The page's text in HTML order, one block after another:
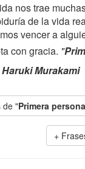
nos trae
de la vida
vencer a
con gracia. "
Haruki Murakami
de "Primera